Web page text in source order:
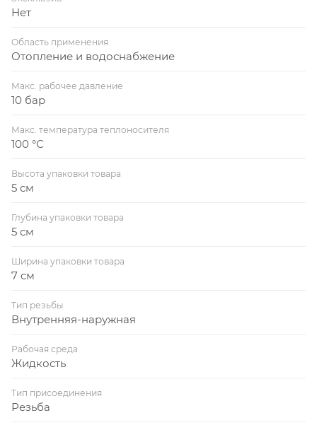
Нет
Область применения
Отопление и водоснабжение
Макс. рабочее давление
10 бар
Макс. температура теплоносителя
100 °С
Высота упаковки товара
5 см
Глубина упаковки товара
5 см
Ширина упаковки товара
7 см
Тип резьбы
Внутренняя-наружная
Рабочая среда
Жидкость
Тип присоединения
Резьба